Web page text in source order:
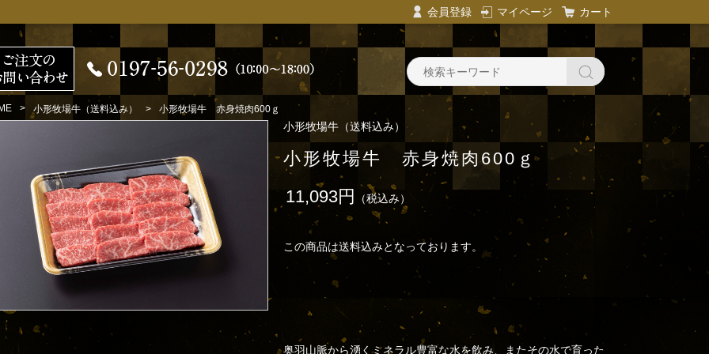
会員登録 マイページ カート
小形牧場牛（送料込み） 小形牧場牛 赤身焼肉600ｇ
小形牧場牛（送料込み）
小形牧場牛 赤身焼肉600ｇ
11,093円
（税込み）
この商品は送料込みとなっております。
奥羽山脈から湧くミネラル豊富な水を飲み、またその水で育った